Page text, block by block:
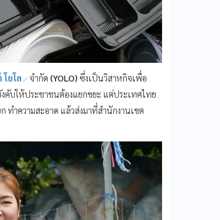
โยโล จำกัด (YOLO) ซึ่งเป็นวิสาหกิจเพื่อ
คับให้ประชาชนต้องแยกขยะ แต่ประเทศไทย
ทำความสะอาด แล้วส่งมาที่สำนักงานเขต